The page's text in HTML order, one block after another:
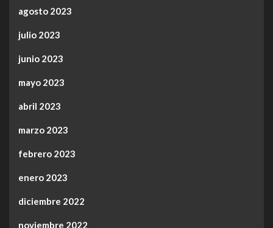
agosto 2023
julio 2023
junio 2023
mayo 2023
abril 2023
marzo 2023
febrero 2023
enero 2023
diciembre 2022
noviembre 2022